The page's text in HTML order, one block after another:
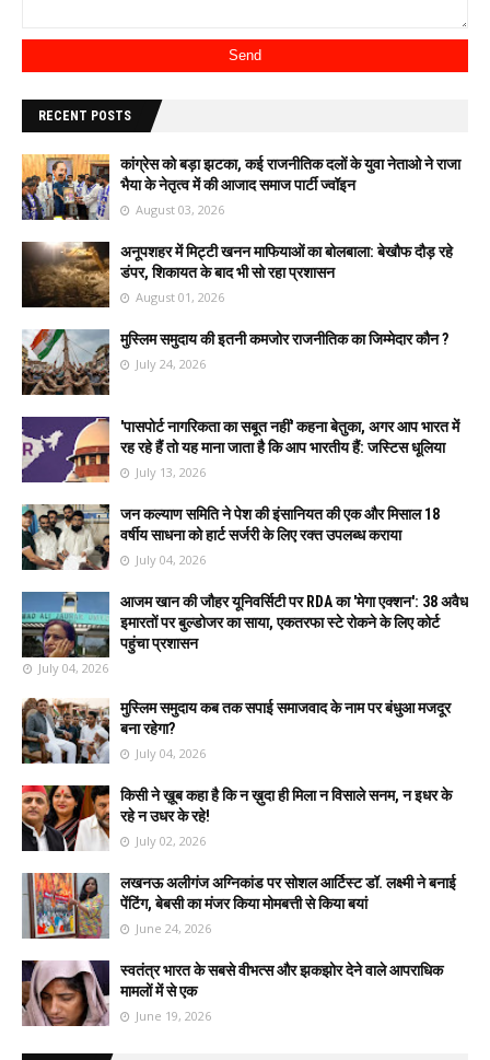
RECENT POSTS
कांग्रेस को बड़ा झटका, कई राजनीतिक दलों के युवा नेताओ ने राजा
भैया के नेतृत्व में की आजाद समाज पार्टी ज्वॉइन
August 03, 2026
अनूपशहर में मिट्टी खनन माफियाओं का बोलबाला: बेखौफ दौड़ रहे
डंपर, शिकायत के बाद भी सो रहा प्रशासन
August 01, 2026
मुस्लिम समुदाय की इतनी कमजोर राजनीतिक का जिम्मेदार कौन ?
July 24, 2026
'पासपोर्ट नागरिकता का सबूत नहीं' कहना बेतुका, अगर आप भारत में
रह रहे हैं तो यह माना जाता है कि आप भारतीय हैं: जस्टिस धूलिया
July 13, 2026
जन कल्याण समिति ने पेश की इंसानियत की एक और मिसाल 18
वर्षीय साधना को हार्ट सर्जरी के लिए रक्त उपलब्ध कराया
July 04, 2026
आजम खान की जौहर यूनिवर्सिटी पर RDA का 'मेगा एक्शन': 38 अवैध
इमारतों पर बुल्डोजर का साया, एकतरफा स्टे रोकने के लिए कोर्ट
पहुंचा प्रशासन
July 04, 2026
मुस्लिम समुदाय कब तक सपाई समाजवाद के नाम पर बंधुआ मजदूर
बना रहेगा?
July 04, 2026
किसी ने ख़ूब कहा है कि न ख़ुदा ही मिला न विसाले सनम, न इधर के
रहे न उधर के रहे!
July 02, 2026
लखनऊ अलीगंज अग्निकांड पर सोशल आर्टिस्ट डॉ. लक्ष्मी ने बनाई
पेंटिंग, बेबसी का मंजर किया मोमबत्ती से किया बयां
June 24, 2026
स्वतंत्र भारत के सबसे वीभत्स और झकझोर देने वाले आपराधिक
मामलों में से एक
June 19, 2026